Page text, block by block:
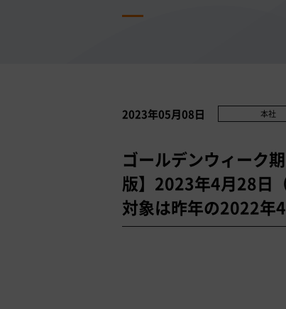
2023年05月08日 本社
ゴールデンウィーク
版】2023年4月28日
対象は昨年の2022年